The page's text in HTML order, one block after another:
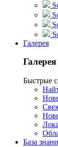
Галерея
Галерея
Быстрые
База